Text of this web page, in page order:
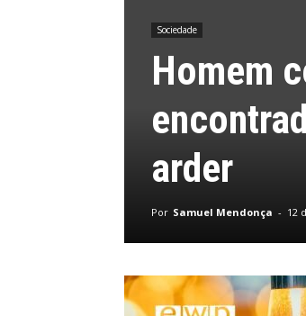
Sociedade
Homem
arder
Por Samuel Mendonça - 12